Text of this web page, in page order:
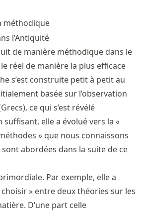
méthodique
l’Antiquité
de manière méthodique dans le
réel de manière la plus efficace
s’est construite petit à petit au
basée sur l’observation
ce qui s’est révélé
suffisant, elle a évolué vers la «
» que nous connaissons
abordées dans la suite de ce
Par exemple, elle a
» entre deux théories sur les
D’une part celle